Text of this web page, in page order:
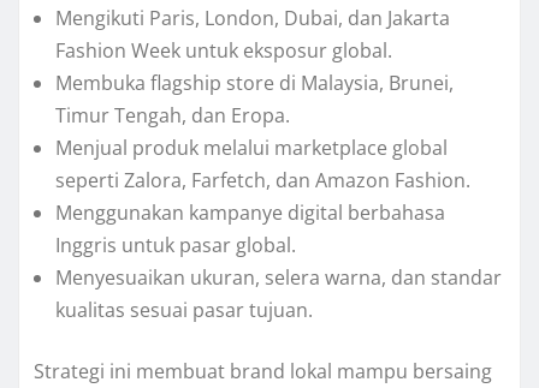
Mengikuti Paris, London, Dubai, dan Jakarta
Fashion Week untuk eksposur global.
Membuka flagship store di Malaysia, Brunei,
Timur Tengah, dan Eropa.
Menjual produk melalui marketplace global
seperti Zalora, Farfetch, dan Amazon Fashion.
Menggunakan kampanye digital berbahasa
Inggris untuk pasar global.
Menyesuaikan ukuran, selera warna, dan standar
kualitas sesuai pasar tujuan.
Strategi ini membuat brand lokal mampu bersaing